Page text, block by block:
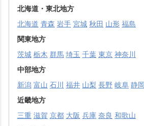
北海道・東北地方
北海道 青森 岩手 宮城 秋田 山形 福島
関東地方
茨城 栃木 群馬 埼玉 千葉 東京 神奈川
中部地方
新潟 富山 石川 福井 山梨 長野 岐阜 静岡
近畿地方
三重 滋賀 京都 大阪 兵庫 奈良 和歌山